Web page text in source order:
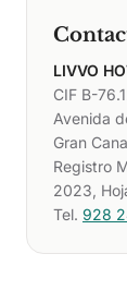
LIVVO
CIF B-
Avenida
Gran
Registro
2023,
Tel. 928